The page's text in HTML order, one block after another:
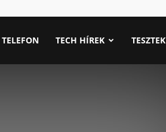
TELEFON TECH HÍREK TESZTEK